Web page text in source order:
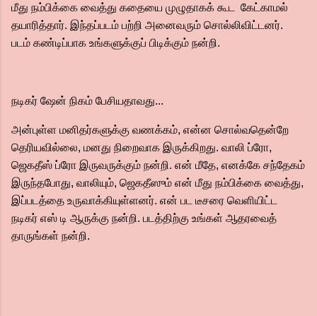
மீது நம்பிக்கை வைத்து கதையை முழுதாகக் கூட கேட்காமல்
தயாரித்தார். இந்தப்படம் பற்றி அனைவரும் சொல்லிவிட்டனர்.
படம் கண்டிப்பாக உங்களுக்குப் பிடிக்கும் நன்றி.
நடிகர் ஷேன் நிகம் பேசியதாவது...
அன்புள்ள மனிதர்களுக்கு வணக்கம், என்ன சொல்வதென்றே
தெரியவில்லை, மனது நிறைவாக இருக்கிறது. வாலி ப்ரோ,
ஜெகதீஸ் ப்ரோ இருவருக்கும் நன்றி. என் மீதே, எனக்கே சந்தேகம்
இருந்தபோது, வாலியும், ஜெகதீஸும் என் மீது நம்பிக்கை வைத்து,
இப்படத்தை உருவாக்கியுள்ளனர். என் பட டீசரை வெளியிட்ட
நடிகர் எஸ் டி ஆருக்கு நன்றி. படத்திற்கு உங்கள் ஆதரவைத்
தாருங்கள் நன்றி.